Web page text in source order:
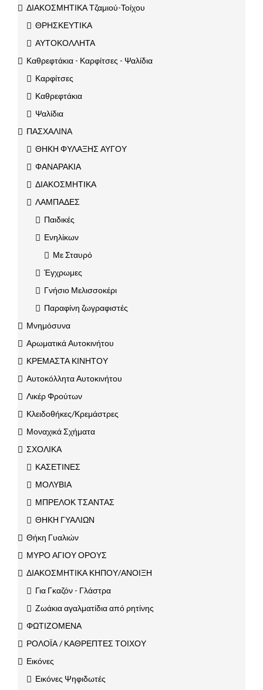
ΔΙΑΚΟΣΜΗΤΙΚΑ Τζαμιού-Τοίχου
ΘΡΗΣΚΕΥΤΙΚΑ
ΑΥΤΟΚΟΛΛΗΤΑ
Καθρεφτάκια - Καρφίτσες - Ψαλίδια
Καρφίτσες
Καθρεφτάκια
Ψαλίδια
ΠΑΣΧΑΛΙΝΑ
ΘΗΚΗ ΦΥΛΑΞΗΣ ΑΥΓΟΥ
ΦΑΝΑΡΑΚΙΑ
ΔΙΑΚΟΣΜΗΤΙΚΑ
ΛΑΜΠΑΔΕΣ
Παιδικές
Ενηλίκων
Με Σταυρό
Έγχρωμες
Γνήσιο Μελισσοκέρι
Παραφίνη ζωγραφιστές
Μνημόσυνα
Αρωματικά Αυτοκινήτου
ΚΡΕΜΑΣΤΑ ΚΙΝΗΤΟΥ
Αυτοκόλλητα Αυτοκινήτου
Λικέρ Φρούτων
Κλειδοθήκες/Κρεμάστρες
Μοναχικά Σχήματα
ΣΧΟΛΙΚΑ
ΚΑΣΕΤΙΝΕΣ
ΜΟΛΥΒΙΑ
ΜΠΡΕΛΟΚ ΤΣΑΝΤΑΣ
ΘΗΚΗ ΓΥΑΛΙΩΝ
Θήκη Γυαλιών
ΜΥΡΟ ΑΓΙΟΥ ΟΡΟΥΣ
ΔΙΑΚΟΣΜΗΤΙΚΑ ΚΗΠΟΥ/ΑΝΟΙΞΗ
Για Γκαζόν - Γλάστρα
Ζωάκια αγαλματίδια από ρητίνης
ΦΩΤΙΖΟΜΕΝΑ
ΡΟΛΟΪΑ / ΚΑΘΡΕΠΤΕΣ ΤΟΙΧΟΥ
Εικόνες
Εικόνες Ψηφιδωτές